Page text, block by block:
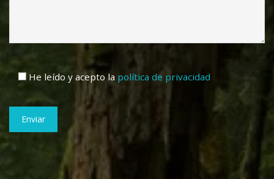
He leído y acepto la política de privacidad